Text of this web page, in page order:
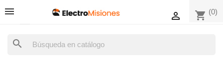
shopping_cart (0)

search